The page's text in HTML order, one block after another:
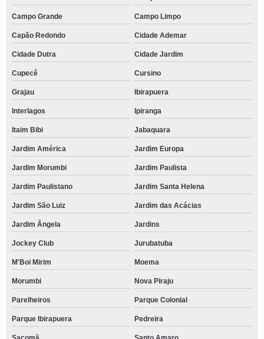
Campo Grande Campo Limpo
Capão Redondo Cidade Ademar
Cidade Dutra Cidade Jardim
Cupecê Cursino
Grajau Ibirapuera
Interlagos Ipiranga
Itaim Bibi Jabaquara
Jardim América Jardim Europa
Jardim Morumbi Jardim Paulista
Jardim Paulistano Jardim Santa Helena
Jardim São Luiz Jardim das Acácias
Jardim Ângela Jardins
Jockey Club Jurubatuba
M'Boi Mirim Moema
Morumbi Nova Piraju
Parelheiros Parque Colonial
Parque Ibirapuera Pedreira